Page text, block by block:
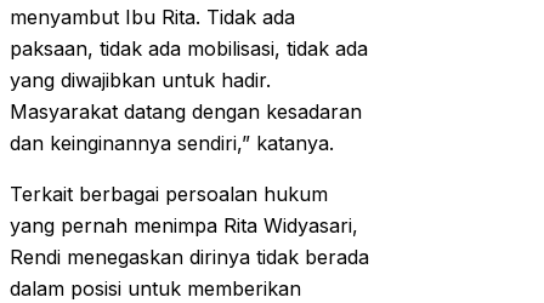
menyambut Ibu Rita. Tidak ada
paksaan, tidak ada mobilisasi, tidak ada
yang diwajibkan untuk hadir.
Masyarakat datang dengan kesadaran
dan keinginannya sendiri,” katanya.
Terkait berbagai persoalan hukum
yang pernah menimpa Rita Widyasari,
Rendi menegaskan dirinya tidak berada
dalam posisi untuk memberikan